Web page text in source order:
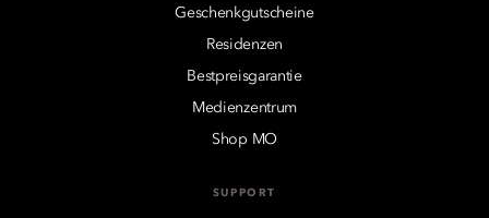
Geschenkgutscheine
Residenzen
Bestpreisgarantie
Medienzentrum
Shop MO
SUPPORT